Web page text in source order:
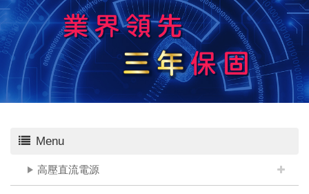
Menu
高壓直流電源